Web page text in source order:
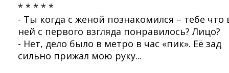
* * * * *
- Ты когда с женой познакомился – тебе что
ней с первого взгляда понравилось? Лицо?
- Нет, дело было в метро в час «пик». Её зад
сильно прижал мою руку...